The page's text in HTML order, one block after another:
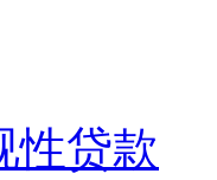
性贷款